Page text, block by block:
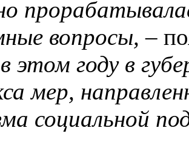
вопросы, –
этом году в
мер,
социальной